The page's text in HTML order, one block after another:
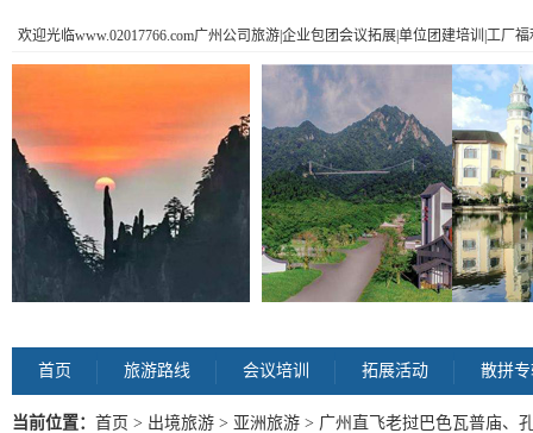
欢迎光临www.02017766.com广州公司旅游|企业包团会议拓展|单位团建培训|工厂
首页 旅游路线 会议培训 拓展活动 散拼
当前位置： 首页 > 出境旅游 > 亚洲旅游 > 广州直飞老挝巴色瓦普庙、